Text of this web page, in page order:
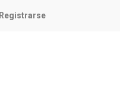
Registrarse